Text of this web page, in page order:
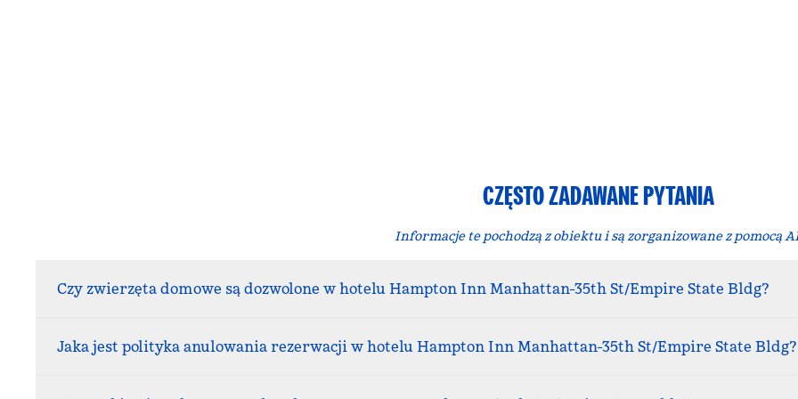
CZĘSTO ZADAWANE PYTANIA
Informacje te pochodzą z obiektu i są zorganizowane z pomocą
Czy zwierzęta domowe są dozwolone w hotelu Hampton Inn Manhattan-35th St/Empire State Bldg?
Jaka jest polityka anulowania rezerwacji w hotelu Hampton Inn Manhattan-35th St/Empire State Bldg?